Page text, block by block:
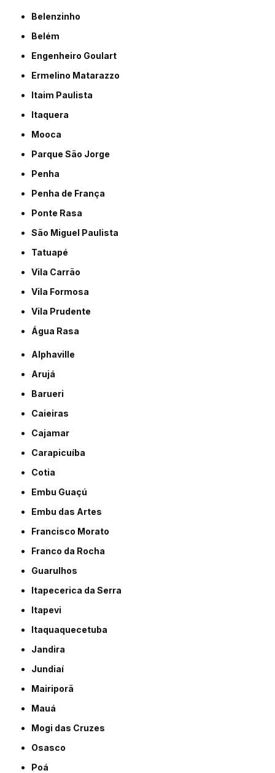
Belenzinho
Belém
Engenheiro Goulart
Ermelino Matarazzo
Itaim Paulista
Itaquera
Mooca
Parque São Jorge
Penha
Penha de França
Ponte Rasa
São Miguel Paulista
Tatuapé
Vila Carrão
Vila Formosa
Vila Prudente
Água Rasa
Alphaville
Arujá
Barueri
Caieiras
Cajamar
Carapicuíba
Cotia
Embu Guaçú
Embu das Artes
Francisco Morato
Franco da Rocha
Guarulhos
Itapecerica da Serra
Itapevi
Itaquaquecetuba
Jandira
Jundiaí
Mairiporã
Mauá
Mogi das Cruzes
Osasco
Poá